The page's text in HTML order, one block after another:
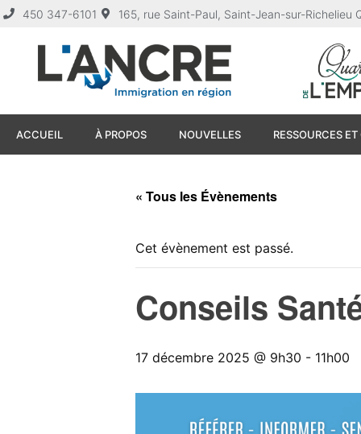
450 347-6101 165, rue Saint-Paul, Saint-Jean-sur-Richelieu
ACCUEIL À PROPOS NOUVELLES RESSOURCES
« Tous les Évènements
Cet évènement est passé.
Conseils
17 décembre 2025 @ 9h30 - 11h00